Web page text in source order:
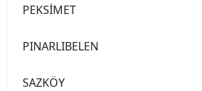
PEKSİMET
PINARLIBELEN
SAZKÖY